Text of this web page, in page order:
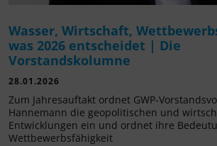
Wasser, Wirtschaft,
was 2026 entscheidet | Die
Vorstandskolumne
28.01.2026
Zum Jahresauftakt ordnet GWP-
Hannemann die geopolitischen und
Entwicklungen ein und ordnet ihre
Wettbewerbsfähigkeit